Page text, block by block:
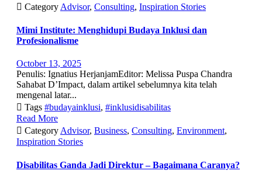
 Category Advisor, Consulting, Inspiration Stories
Mimi Institute: Menghidupi Budaya Inklusi dan
Profesionalisme
October 13, 2025
Penulis: Ignatius HerjanjamEditor: Melissa Puspa Chandra
Sahabat D’Impact, dalam artikel sebelumnya kita telah
mengenal latar...
 Tags #budayainklusi, #inklusidisabilitas
Read More
 CategoryAdvisor, Business, Consulting, Environment,
Inspiration Stories
Disabilitas Ganda Jadi Direktur – Bagaimana Caranya?